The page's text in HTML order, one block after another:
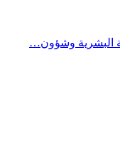
البشرية وشؤون…